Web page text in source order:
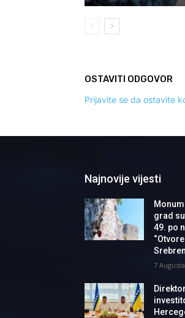
OSTAVITI ODGOVOR
Prijavite se da ostavite
Najnovije vijesti
grad
49. po
7